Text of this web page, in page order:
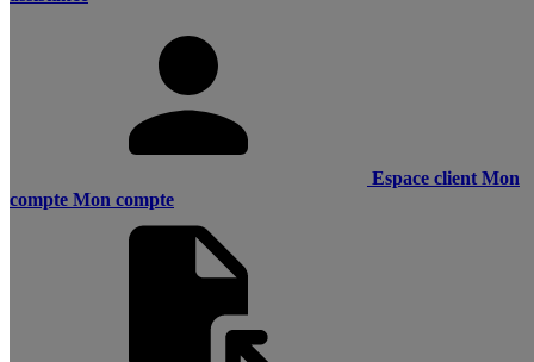
Espace client Mon
compte Mon compte